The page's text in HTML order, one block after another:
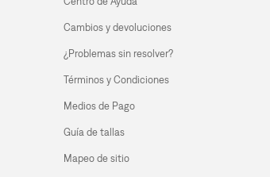
Cambios y devoluciones
¿Problemas sin resolver?
Términos y Condiciones
Medios de Pago
Guía de tallas
Mapeo de sitio